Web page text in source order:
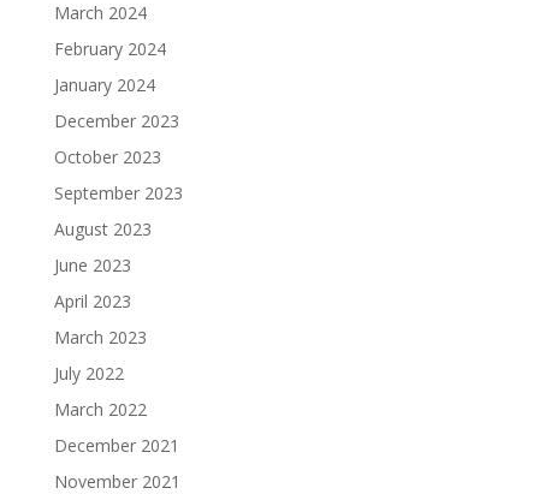
March 2024
February 2024
January 2024
December 2023
October 2023
September 2023
August 2023
June 2023
April 2023
March 2023
July 2022
March 2022
December 2021
November 2021